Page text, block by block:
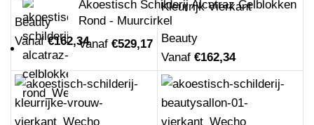
Beauty
Vanaf€162,34
Kleurrijk Vierkant
Beauty
Vanaf €162,34
Akoestisch Schilderij Alcatraz Celblokken
Rond - Muurcirkel
Vanaf €529,17